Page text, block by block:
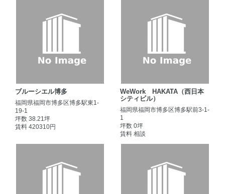
ブルーシエル博多
福岡県福岡市博多区博多駅東1-
19-1
坪数 38.21坪
賃料 420310円
WeWork HAKATA（西日本
シティビル）
福岡県福岡市博多区博多駅前3-1-
1
坪数 0坪
賃料 相談